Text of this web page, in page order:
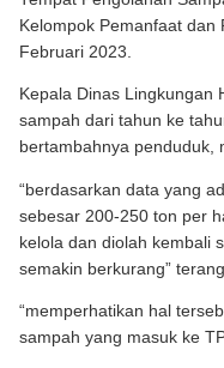
Kelompok Pemanfaat dan
Februari 2023.
Kepala Dinas Lingkungan
sampah dari tahun ke
bertambahnya penduduk,
“berdasarkan data yang
sebesar 200-250 ton per
kelola dan diolah kembali
semakin berkurang”
“memperhatikan hal
sampah yang masuk ke